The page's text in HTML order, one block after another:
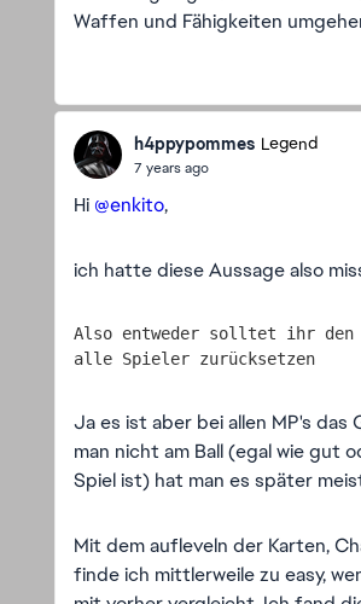
Waffen und Fähigkeiten
h4ppypommes Legend
7 years ago
Hi @enkito,
ich hatte diese Aussage also
Also entweder solltet ihr den
alle Spieler zurücksetzen
Ja es ist aber bei allen MP's das
man nicht am Ball (egal wie gut
Spiel ist) hat man es später
Mit dem aufleveln der Karten,
finde ich mittlerweile zu easy,